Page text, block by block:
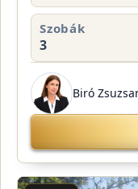
Szobák
3
Biró